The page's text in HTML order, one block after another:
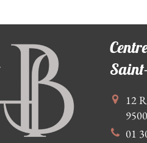
12
01